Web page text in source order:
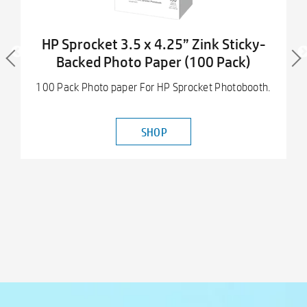
HP Sprocket 3.5 x 4.25” Zink Sticky-
Backed Photo Paper (100 Pack)
100 Pack Photo paper For HP Sprocket Photobooth.
SHOP